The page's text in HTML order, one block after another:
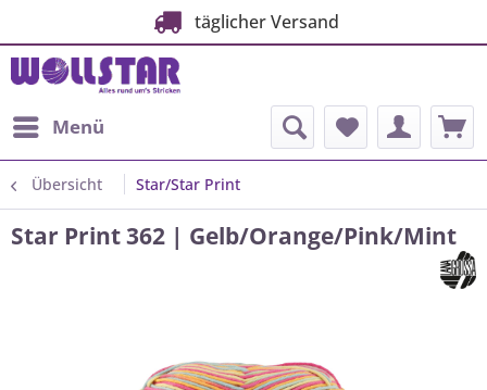
täglicher Versand
Menü
Übersicht Star/Star Print
Star Print 362 | Gelb/Orange/Pink/Mint